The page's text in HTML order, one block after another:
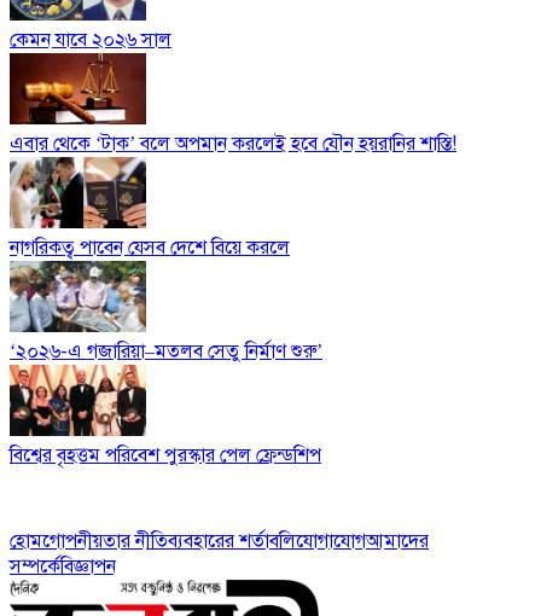
কেমন যাবে ২০২৬ সাল
এবার থেকে ‘টাক’ বলে অপমান করলেই হবে যৌন হয়রানির শাস্তি!
নাগরিকত্ব পাবেন যেসব দেশে বিয়ে করলে
‘২০২৬-এ গজারিয়া–মতলব সেতু নির্মাণ শুরু’
বিশ্বের বৃহত্তম পরিবেশ পুরস্কার পেল ফ্রেন্ডশিপ
হোমগোপনীয়তার নীতিব্যবহারের শর্তাবলিযোগাযোগআমাদের
সম্পর্কেবিজ্ঞাপন